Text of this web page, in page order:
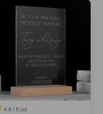
4.6 / 5 (12)